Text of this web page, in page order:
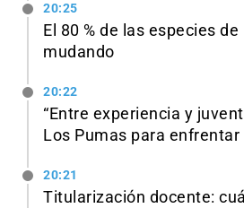
20:25
El 80 % de las especies
mudando
20:22
“Entre experiencia y
Los Pumas para enfrentar
20:21
Titularización docente: